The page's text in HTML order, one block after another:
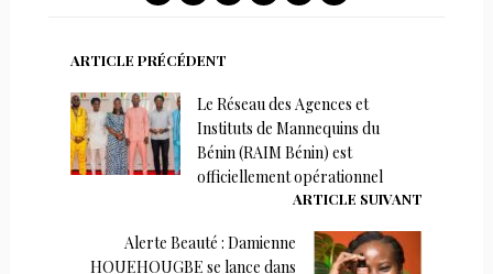
ARTICLE PRÉCÉDENT
Le Réseau des Agences et
Instituts de Mannequins du
Bénin (RAIM Bénin) est
officiellement opérationnel
ARTICLE SUIVANT
Alerte Beauté : Damienne
HOUEHOUGBE se lance dans